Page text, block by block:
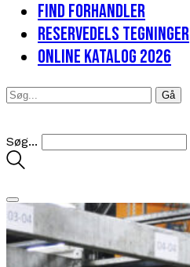
Find forhandler
Reservedels tegninger
Online katalog 2026
Søg...